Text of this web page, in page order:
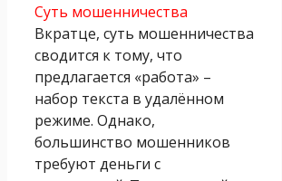
Суть мошенничества
Вкратце, суть мошенничества
сводится к тому, что
предлагается «работа» –
набор текста в удалённом
режиме. Однако,
большинство мошенников
требуют деньги с